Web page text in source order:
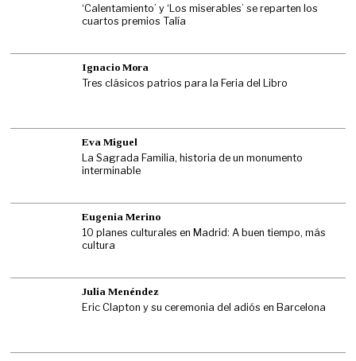
‘Calentamiento’ y ‘Los miserables’ se reparten los
cuartos premios Talía
Ignacio Mora
Tres clásicos patrios para la Feria del Libro
Eva Miguel
La Sagrada Familia, historia de un monumento
interminable
Eugenia Merino
10 planes culturales en Madrid: A buen tiempo, más
cultura
Julia Menéndez
Eric Clapton y su ceremonia del adiós en Barcelona